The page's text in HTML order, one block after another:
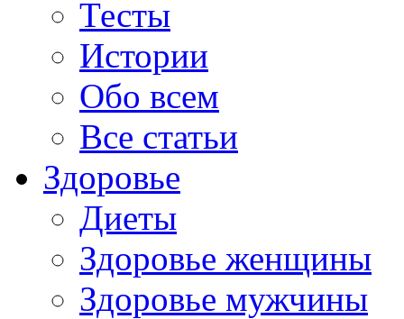
Тесты
Истории
Обо всем
Все статьи
Здоровье
Диеты
Здоровье женщины
Здоровье мужчины